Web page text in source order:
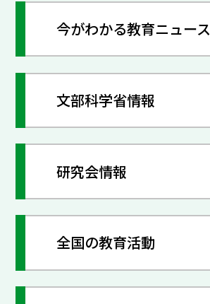
今がわかる教育ニュース
文部科学省情報
研究会情報
全国の教育活動